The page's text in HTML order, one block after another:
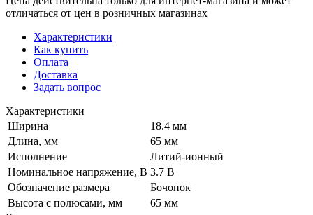
отличаться от цен в розничных магазинах
Характеристики
Как купить
Оплата
Доставка
Задать вопрос
Характеристики
Ширина
18.4 мм
Длина, мм
65 мм
Исполнение
Литий-ионный
Номинальное напряжение, В 3.7 В
Обозначение размера
Бочонок
Высота с полюсами, мм
65 мм